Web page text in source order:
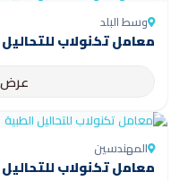
وسط البلد
معامل تكنولاب
عرض
المهندسين
معامل تكنولاب